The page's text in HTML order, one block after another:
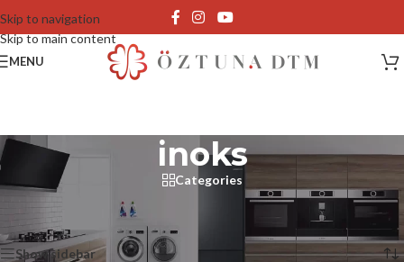
Skip to navigation
Skip to main content
MENU
inoks
Categories
Ana Sayfa/
Ürünler “inoks” olarak etiketlendi
2 sonucun tümü gösteriliyor
Show sidebar